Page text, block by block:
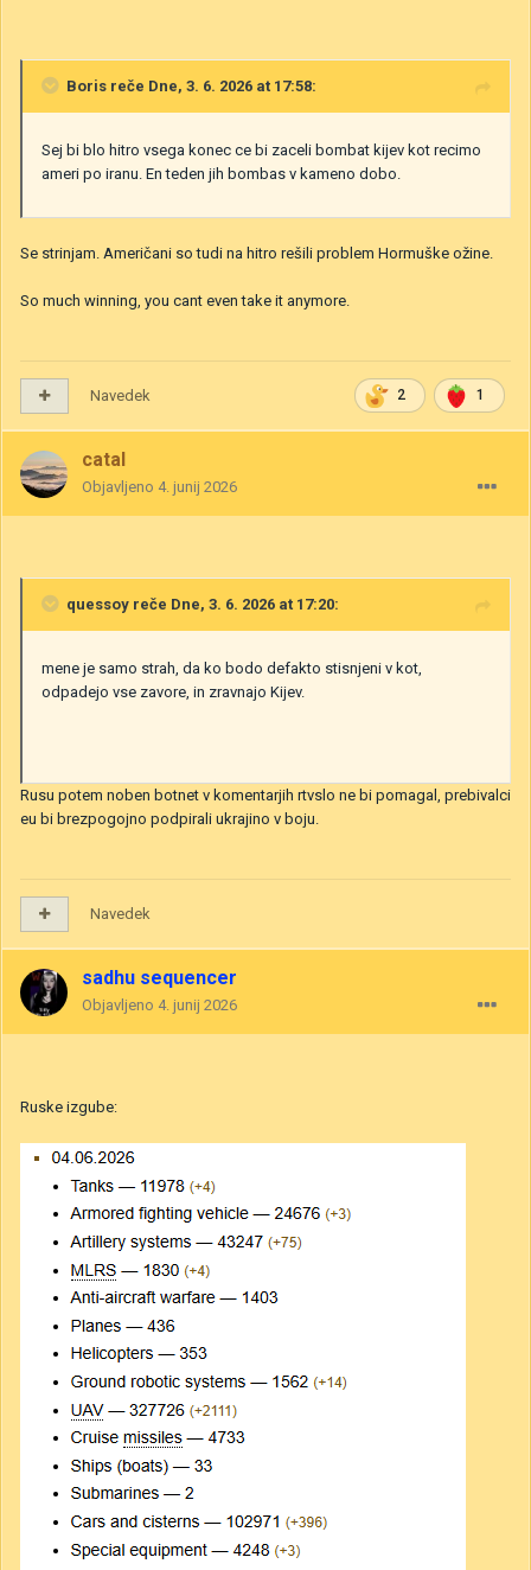
Boris reče Dne, 3. 6. 2026 at 17:58:
Sej bi blo hitro vsega konec ce bi zaceli bombat kijev kot recimo
ameri po iranu. En teden jih bombas v kameno dobo.
Se strinjam. Američani so tudi na hitro rešili problem Hormuške ožine.
So much winning, you cant even take it anymore.
2 1
Navedek
catal
Objavljeno 4. junij 2026
quessoy reče Dne, 3. 6. 2026 at 17:20:
mene je samo strah, da ko bodo defakto stisnjeni v kot,
odpadejo vse zavore, in zravnajo Kijev.
Rusu potem noben botnet v komentarjih rtvslo ne bi pomagal, prebivalci
eu bi brezpogojno podpirali ukrajino v boju.
Navedek
sadhu sequencer
Objavljeno 4. junij 2026
Ruske izgube: